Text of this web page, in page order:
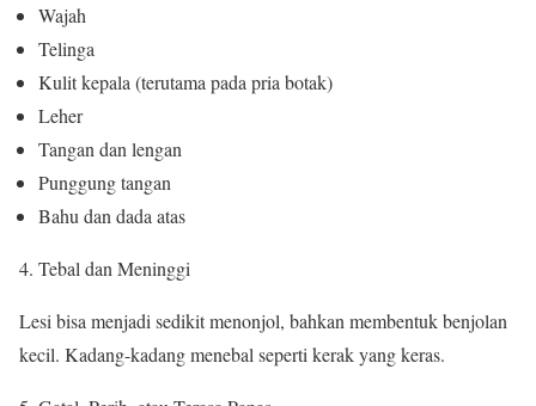
Wajah
Telinga
Kulit kepala (terutama pada pria botak)
Leher
Tangan dan lengan
Punggung tangan
Bahu dan dada atas
Tebal dan Meninggi
Lesi bisa menjadi sedikit menonjol, bahkan membentuk benjolan
kecil. Kadang-kadang menebal seperti kerak yang keras.